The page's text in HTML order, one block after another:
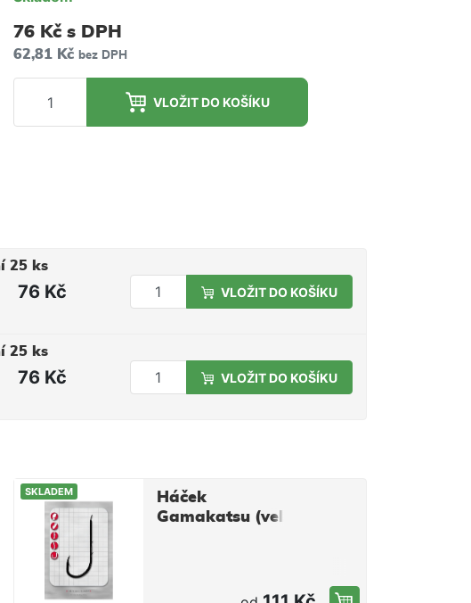
76 Kč s DPH
62,81 Kč bez DPH
VLOŽIT DO KOŠÍKU
25 ks
76 Kč VLOŽIT DO KOŠÍKU
25 ks
76 Kč VLOŽIT DO KOŠÍKU
SKLADEM
Háček
Gamakatsu (vel.